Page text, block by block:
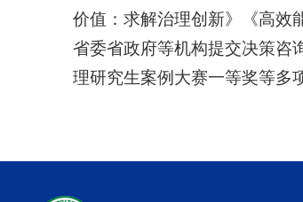
价值：求解治理创新》《高效
省委省政府等机构提交决策咨
理研究生案例大赛一等奖等多